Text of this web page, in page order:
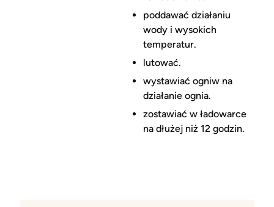
poddawać działaniu
wody i wysokich
temperatur.
lutować.
wystawiać ogniw na
działanie ognia.
zostawiać w ładowarce
na dłużej niż 12 godzin.